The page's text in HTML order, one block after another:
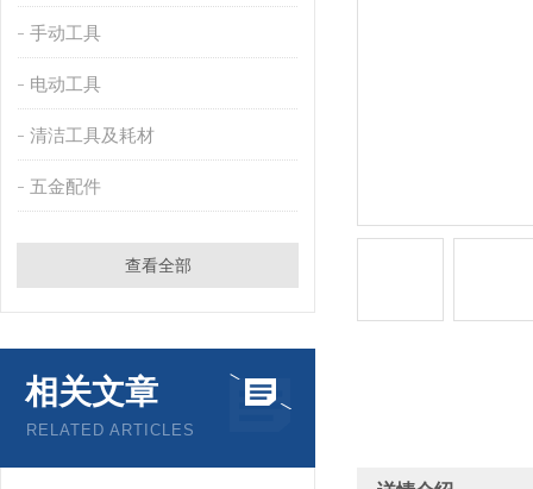
手动工具
电动工具
清洁工具及耗材
五金配件
查看全部
相关文章
RELATED ARTICLES